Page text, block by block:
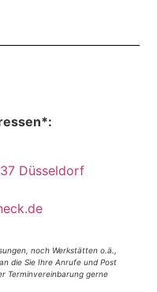
Düsseldorf
noch Werkstätten o.ä.,
die Sie Ihre Anrufe und Post
Terminvereinbarung gerne